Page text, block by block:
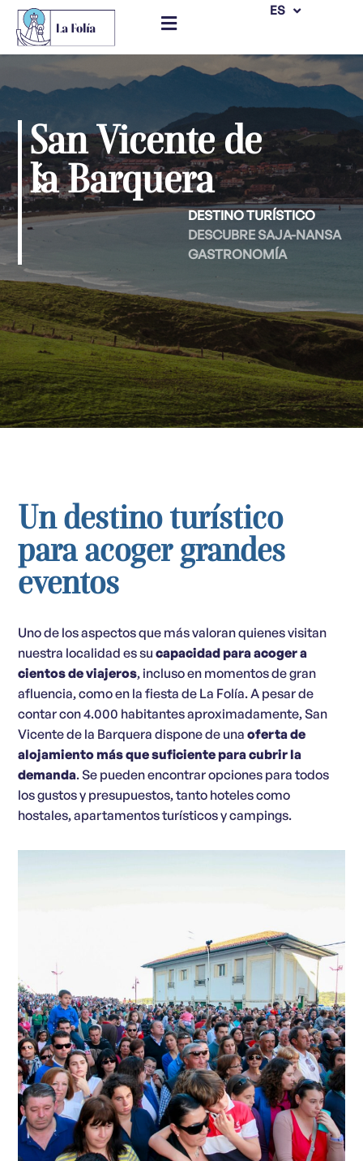
Saltar
ES
EN
San Vicente de
la Barquera
DESTINO TURÍSTICO
DESCUBRE SAJA-NANSA
GASTRONOMÍA
Un destino turístico
para acoger grandes
eventos
Uno de los aspectos que más valoran quienes visitan
nuestra localidad es sucapacidad para acoger a
cientos de viajeros, incluso en momentos de gran
afluencia, como en la fiesta de La Folía. A pesar de
contar con 4.000 habitantes aproximadamente, San
Vicente de la Barquera dispone de unaoferta de
alojamiento más que suficiente para cubrir la
demanda. Se pueden encontrar opciones para todos
los gustos y presupuestos, tanto hoteles como
hostales, apartamentos turísticos y campings.